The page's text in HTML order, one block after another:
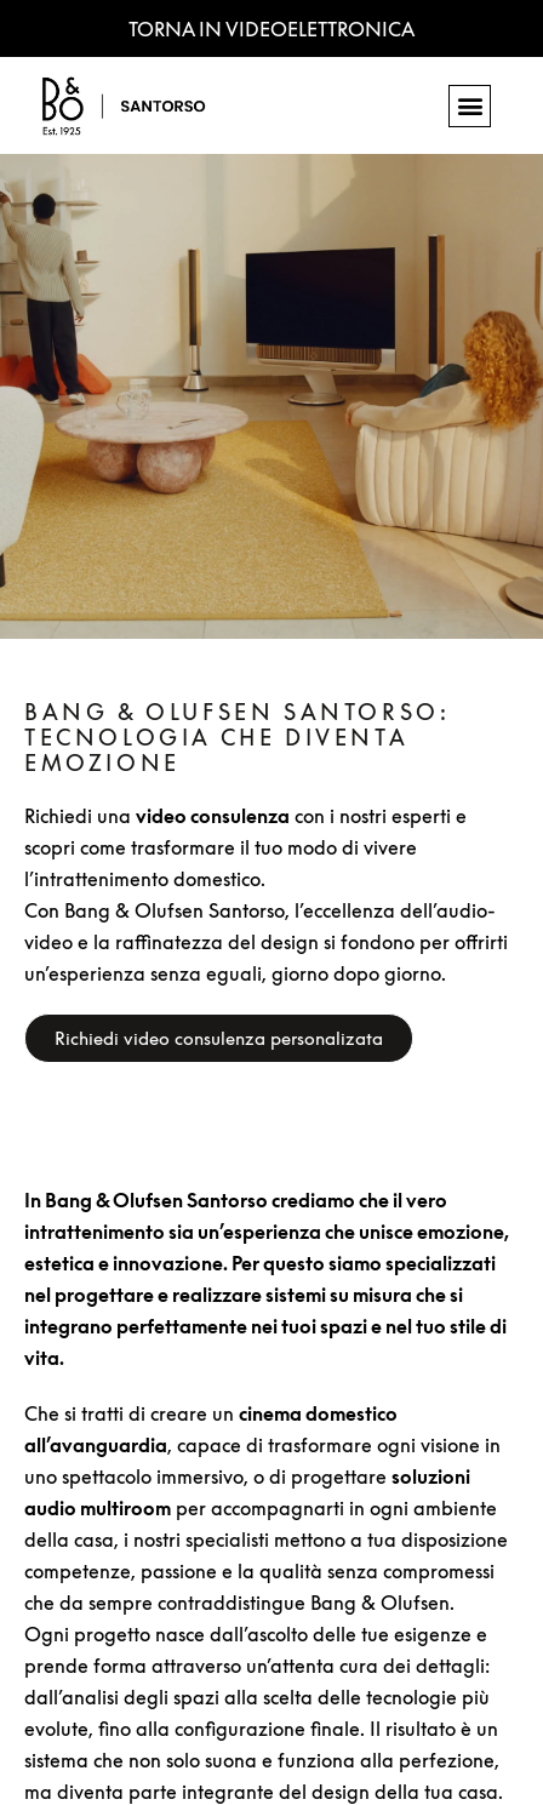
TORNA IN VIDEOELETTRONICA
BANG & OLUFSEN SANTORSO:
TECNOLOGIA CHE DIVENTA
EMOZIONE
Richiedi una video consulenza con i nostri esperti e
scopri come trasformare il tuo modo di vivere
l’intrattenimento domestico.
Con Bang & Olufsen Santorso, l’eccellenza dell’audio-
video e la raffinatezza del design si fondono per offrirti
un’esperienza senza eguali, giorno dopo giorno.
Richiedi video consulenza personalizata
In Bang & Olufsen Santorso crediamo che il vero
intrattenimento sia un’esperienza che unisce emozione,
estetica e innovazione. Per questo siamo specializzati
nel progettare e realizzare sistemi su misura che si
integrano perfettamente nei tuoi spazi e nel tuo stile di
vita.
Che si tratti di creare un cinema domestico
all’avanguardia, capace di trasformare ogni visione in
uno spettacolo immersivo, o di progettare soluzioni
audio multiroom per accompagnarti in ogni ambiente
della casa, i nostri specialisti mettono a tua disposizione
competenze, passione e la qualità senza compromessi
che da sempre contraddistingue Bang & Olufsen.
Ogni progetto nasce dall’ascolto delle tue esigenze e
prende forma attraverso un’attenta cura dei dettagli:
dall’analisi degli spazi alla scelta delle tecnologie più
evolute, fino alla configurazione finale. Il risultato è un
sistema che non solo suona e funziona alla perfezione,
ma diventa parte integrante del design della tua casa.